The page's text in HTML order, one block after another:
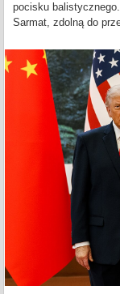
pocisku
Sarmat, zdolną do